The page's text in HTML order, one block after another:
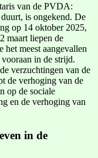
van de PVDA:
is ongekend. De
op 14 oktober 2025,
maart liepen de
meest aangevallen
in de strijd.
verzuchtingen van de
de verhoging van de
op de sociale
en de verhoging van
in de